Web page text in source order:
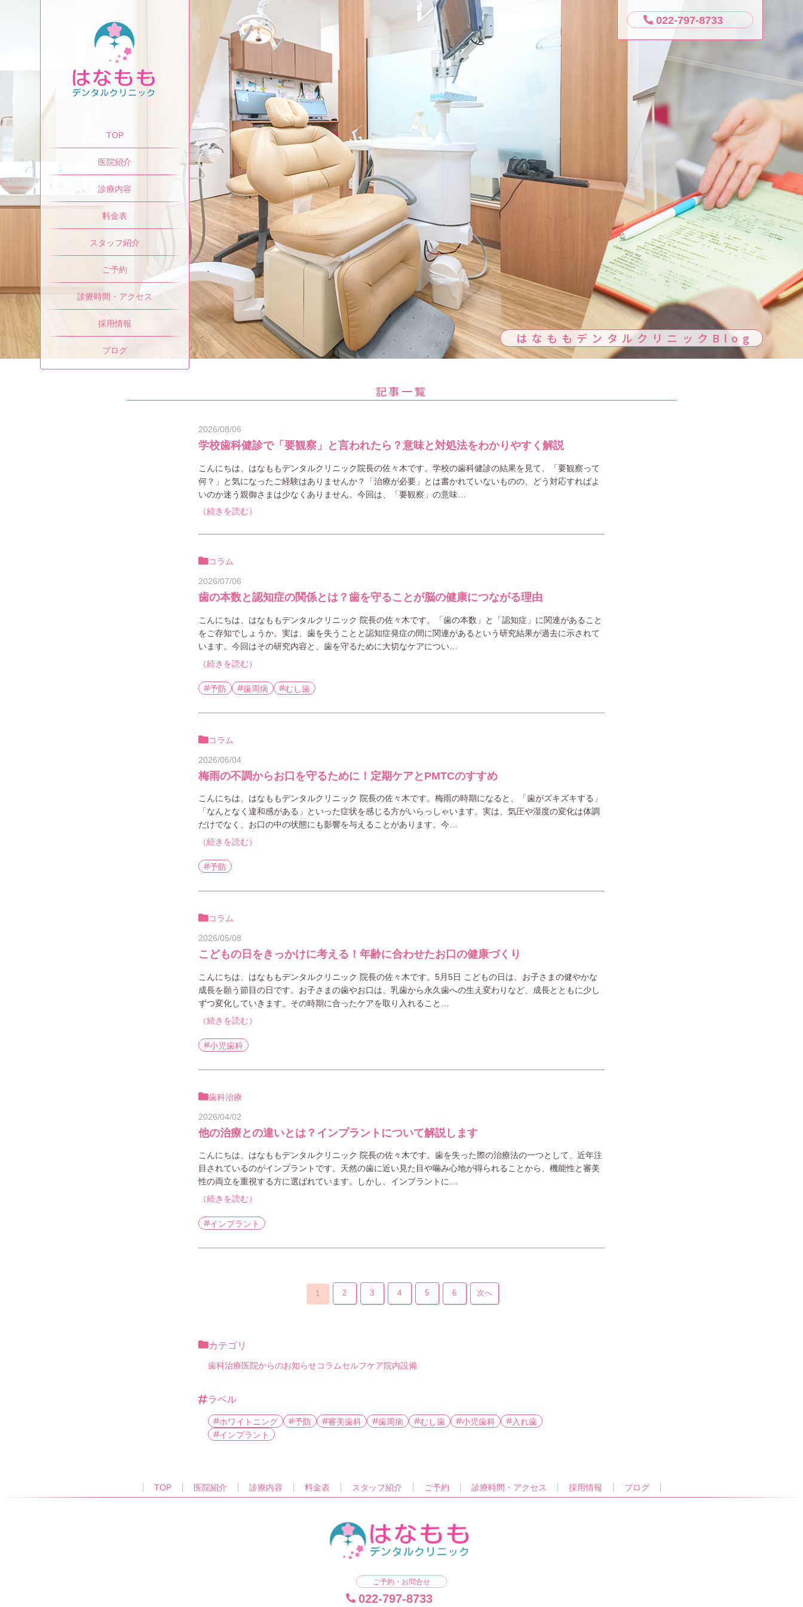
TOP
医院紹介
診療内容
料金表
スタッフ紹介
ご予約
診療時間・アクセス
採用情報
ブログ
022-797-8733
はなももデンタルクリニック Blog
記事一覧
2026/08/06
学校歯科健診で「要観察」と言われたら？意味と対処法をわかりやすく解説
こんにちは、はなももデンタルクリニック院長の佐々木です。学校の歯科健診の結果を見て、「要観察って
何？」と気になったご経験はありませんか？「治療が必要」とは書かれていないものの、どう対応すればよ
いのか迷う親御さまは少なくありません。今回は、「要観察」の意味…
（続きを読む）
コラム
2026/07/06
歯の本数と認知症の関係とは？歯を守ることが脳の健康につながる理由
こんにちは、はなももデンタルクリニック 院長の佐々木です。「歯の本数」と「認知症」に関連があること
をご存知でしょうか。実は、歯を失うことと認知症発症の間に関連があるという研究結果が過去に示されて
います。今回はその研究内容と、歯を守るために大切なケアについ…
（続きを読む）
予防 歯周病 むし歯
コラム
2026/06/04
梅雨の不調からお口を守るために！定期ケアとPMTCのすすめ
こんにちは、はなももデンタルクリニック 院長の佐々木です。梅雨の時期になると、「歯がズキズキする」
「なんとなく違和感がある」といった症状を感じる方がいらっしゃいます。実は、気圧や湿度の変化は体調
だけでなく、お口の中の状態にも影響を与えることがあります。今…
（続きを読む）
予防
コラム
2026/05/08
こどもの日をきっかけに考える！年齢に合わせたお口の健康づくり
こんにちは、はなももデンタルクリニック 院長の佐々木です。5月5日 こどもの日は、お子さまの健やかな
成長を願う節目の日です。お子さまの歯やお口は、乳歯から永久歯への生え変わりなど、成長とともに少し
ずつ変化していきます。その時期に合ったケアを取り入れること…
（続きを読む）
小児歯科
歯科治療
2026/04/02
他の治療との違いとは？インプラントについて解説します
こんにちは、はなももデンタルクリニック 院長の佐々木です。歯を失った際の治療法の一つとして、近年注
目されているのがインプラントです。天然の歯に近い見た目や噛み心地が得られることから、機能性と審美
性の両立を重視する方に選ばれています。しかし、インプラントに…
（続きを読む）
インプラント
1 2 3 4 5 6 次へ
カテゴリ
歯科治療医院からのお知らせコラムセルフケア院内設備
ラベル
ホワイトニング 予防 審美歯科 歯周病 むし歯 小児歯科
入れ歯
インプラント
TOP 医院紹介 診療内容 料金表 スタッフ紹介 ご予約 診療時間・アクセス 採用情報 ブログ
ご予約・お問合せ
022-797-8733